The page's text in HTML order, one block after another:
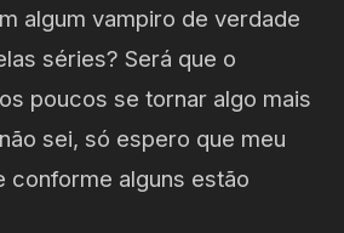
algum vampiro de verdade
séries? Será que o
poucos se tornar algo mais
sei, só espero que meu
conforme alguns estão